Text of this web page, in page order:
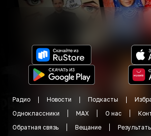
Радио Новости Подкасты
Одноклассники
MAX О нас
Обратная связь
Вещание